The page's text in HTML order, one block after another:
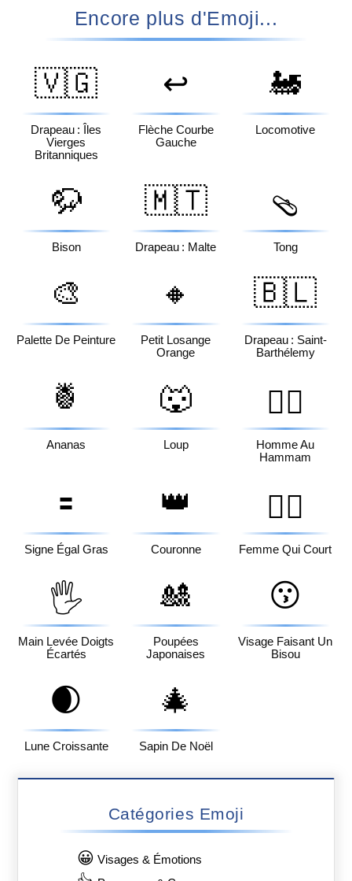
Encore plus d'Emoji...
🇻🇬
Drapeau : Îles
Vierges
Britanniques
↩️
Flèche Courbe
Gauche
🚂
Locomotive
🦬
Bison
🇲🇹
Drapeau : Malte
🩴
Tong
🎨
Palette De Peinture
🔸
Petit Losange
Orange
🇧🇱
Drapeau : Saint-
Barthélemy
🍍
Ananas
🐺
Loup
🧖‍♂️
Homme Au
Hammam
🟰
Signe Égal Gras
👑
Couronne
🏃‍♀️
Femme Qui Court
🖐️
Main Levée Doigts
Écartés
🎎
Poupées
Japonaises
😗
Visage Faisant Un
Bisou
🌒
Lune Croissante
🎄
Sapin De Noël
Catégories Emoji
😀 Visages & Émotions